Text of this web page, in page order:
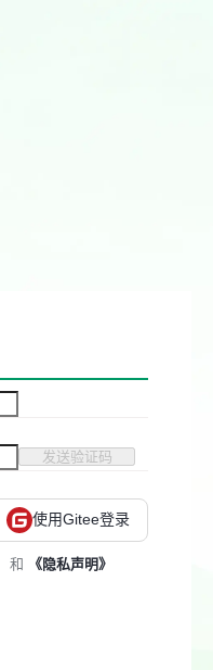
发送验证码
使用Gitee登录
和 《隐私声明》